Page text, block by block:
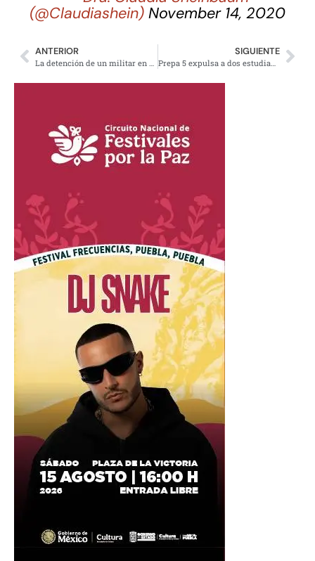
(@Claudiashein) November 14, 2020
ANTERIOR SIGUIENTE
Prepa 5 expulsa a dos estudiantes involucrados en broma a Jorge Barrera